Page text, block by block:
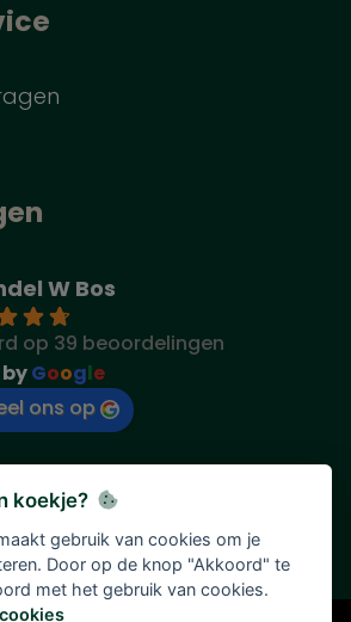
W Bos
op 39 beoordelingen
Google
ons op
koekje?
gebruik van cookies om je
Door op de knop "Akkoord" te
met het gebruik van cookies.